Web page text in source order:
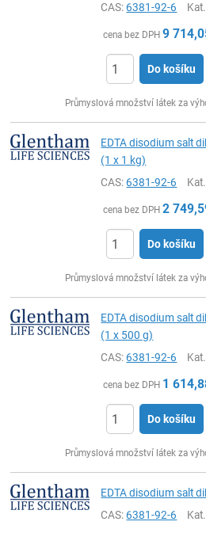
CAS:6381-92-6
cena bez DPH 9
Do košíku
Průmyslová množství látek za
EDTA disodium salt
(1 x 1 kg)
CAS:6381-92-6
cena bez DPH 2
Do košíku
Průmyslová množství látek za
EDTA disodium salt
(1 x 500 g)
CAS:6381-92-6
cena bez DPH 1
Do košíku
Průmyslová množství látek za
EDTA disodium salt
CAS:6381-92-6